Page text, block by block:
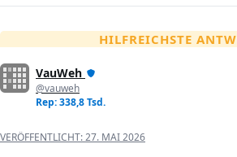
HILFREICHSTE
VauWeh
@vauweh
Rep: 338,8 Tsd.
VERÖFFENTLICHT:27. MAI 2026